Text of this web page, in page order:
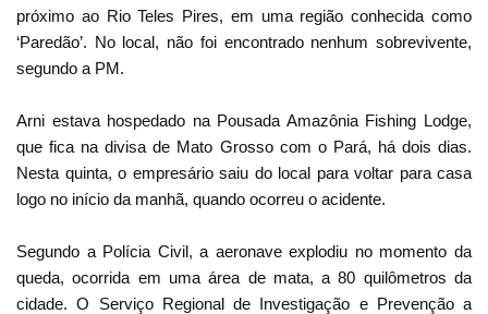
próximo ao Rio Teles Pires, em uma região conhecida como
‘Paredão’. No local, não foi encontrado nenhum sobrevivente,
segundo a PM.
Arni estava hospedado na Pousada Amazônia Fishing Lodge,
que fica na divisa de Mato Grosso com o Pará, há dois dias.
Nesta quinta, o empresário saiu do local para voltar para casa
logo no início da manhã, quando ocorreu o acidente.
Segundo a Polícia Civil, a aeronave explodiu no momento da
queda, ocorrida em uma área de mata, a 80 quilômetros da
cidade. O Serviço Regional de Investigação e Prevenção a